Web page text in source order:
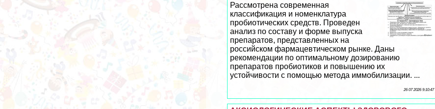
Рассмотрена современная
классификация и номенклатура
пробиотических средств. Проведен
анализ по составу и форме выпуска
препаратов, представленных на
российском фармацевтическом рынке. Даны
рекомендации по оптимальному дозированию
препаратов пробиотиков и повышению их
устойчивости с помощью метода иммобилизации. ...
26 07 2026 9:10:47